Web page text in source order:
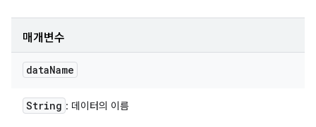
매개변수
dataName
String : 데이터의 이름